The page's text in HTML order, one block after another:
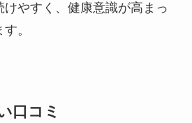
やすく、健康意識が高まっ
。
口コミ